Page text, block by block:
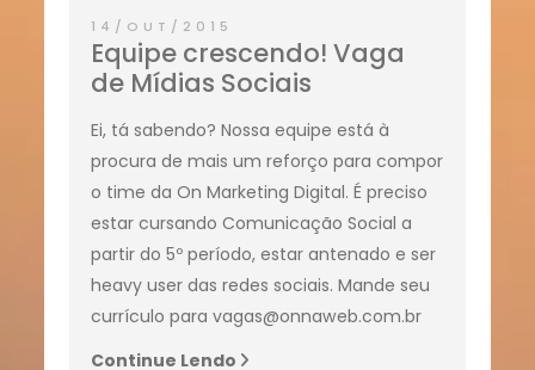
14/OUT/2015
Equipe crescendo! Vaga
de Mídias Sociais
Ei, tá sabendo? Nossa equipe está à
procura de mais um reforço para compor
o time da On Marketing Digital. É preciso
estar cursando Comunicação Social a
partir do 5º período, estar antenado e ser
heavy user das redes sociais. Mande seu
currículo para vagas@onnaweb.com.br
Continue Lendo